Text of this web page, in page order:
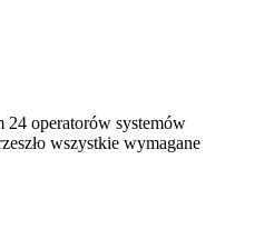
operatorów systemów
wszystkie wymagane